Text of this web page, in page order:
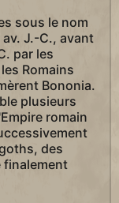
sous le nom
J.-C., avant
par les
Romains
Bononia.
plusieurs
romain
des
finalement